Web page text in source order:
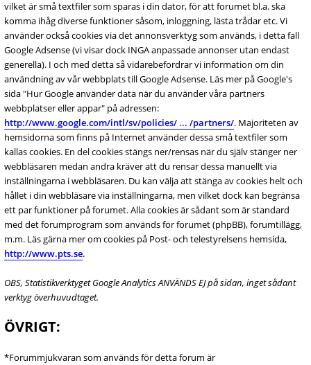
vilket är små textfiler som sparas i din dator, för att forumet bl.a. ska
komma ihåg diverse funktioner såsom, inloggning, lästa trådar etc. Vi
använder också cookies via det annonsverktyg som används, i detta fall
Google Adsense (vi visar dock INGA anpassade annonser utan endast
generella). I och med detta så vidarebefordrar vi information om din
användning av vår webbplats till Google Adsense. Läs mer på Google's
sida "Hur Google använder data när du använder våra partners
webbplatser eller appar" på adressen:
http://www.google.com/intl/sv/policies/ ... /partners/. Majoriteten av
hemsidorna som finns på Internet använder dessa små textfiler som
kallas cookies. En del cookies stängs ner/rensas när du själv stänger ner
webbläsaren medan andra kräver att du rensar dessa manuellt via
inställningarna i webbläsaren. Du kan välja att stänga av cookies helt och
hållet i din webbläsare via inställningarna, men vilket dock kan begränsa
ett par funktioner på forumet. Alla cookies är sådant som är standard
med det forumprogram som används för forumet (phpBB), forumtillägg,
m.m. Läs gärna mer om cookies på Post- och telestyrelsens hemsida,
http://www.pts.se.
OBS, Statistikverktyget Google Analytics ANVÄNDS EJ på sidan, inget sådant
verktyg överhuvudtaget.
ÖVRIGT:
*Forummjukvaran som används för detta forum är